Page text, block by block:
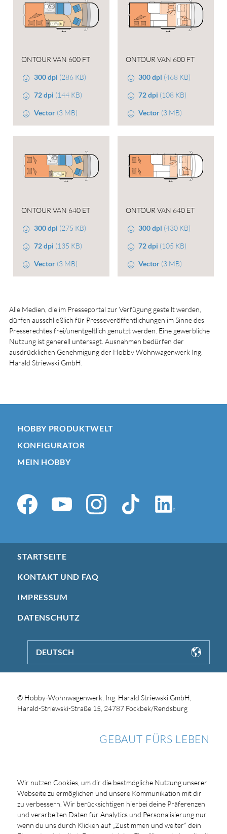
ONTOUR VAN 600 FT
300 dpi (286 KB)
72 dpi (144 KB)
Vector (3 MB)
ONTOUR VAN 600 FT
300 dpi (468 KB)
72 dpi (108 KB)
Vector (3 MB)
ONTOUR VAN 640 ET
300 dpi (275 KB)
72 dpi (135 KB)
Vector (3 MB)
ONTOUR VAN 640 ET
300 dpi (430 KB)
72 dpi (105 KB)
Vector (3 MB)
Alle Medien, die im Presseportal zur Verfügung gestellt werden,
dürfen ausschließlich für Presseveröffentlichungen im Sinne des
Presserechtes frei/unentgeltlich genutzt werden. Eine gewerbliche
Nutzung ist generell untersagt. Ausnahmen bedürfen der
ausdrücklichen Genehmigung der Hobby Wohnwagenwerk Ing.
Harald Striewski GmbH.
HOBBY PRODUKTWELT
KONFIGURATOR
MEIN HOBBY
STARTSEITE
KONTAKT UND FAQ
IMPRESSUM
DATENSCHUTZ
DEUTSCH
© Hobby-Wohnwagenwerk, Ing. Harald Striewski GmbH,
Harald-Striewski-Straße 15, 24787 Fockbek/Rendsburg
GEBAUT FÜRS LEBEN
Wir nutzen Cookies, um dir die bestmögliche Nutzung unserer
Webseite zu ermöglichen und unsere Kommunikation mit dir
zu verbessern. Wir berücksichtigen hierbei deine Präferenzen
und verarbeiten Daten für Analytics und Personalisierung nur,
wenn du uns durch Klicken auf „Zustimmen und weiter“ dein